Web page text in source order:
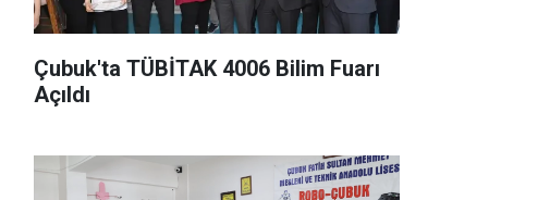
Çubuk'ta TÜBİTAK 4006 Bilim Fuarı
Açıldı